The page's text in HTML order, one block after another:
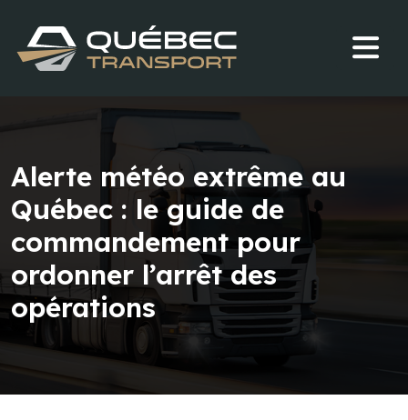
Alerte météo extrême au
Québec : le guide de
commandement pour
ordonner l’arrêt des
opérations